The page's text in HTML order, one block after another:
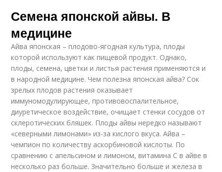
Семена японской айвы. В
медицине
Айва японская – плодово-ягодная культура, плоды
которой используют как пищевой продукт. Однако,
плоды, семена, цветки и листья растения применяются и
в народной медицине. Чем полезна японская айва? Сок
зрелых плодов растения оказывает
иммуномодулирующее, противовоспалительное,
диуретическое воздействие, очищает стенки сосудов от
склеротических бляшек. Плоды айвы нередко называют
«северными лимонами» из-за кислого вкуса. Айва –
чемпион по количеству аскорбиновой кислоты. По
сравнению с апельсином и лимоном, витамина С в айве в
несколько раз больше. Значительно больше и железа в